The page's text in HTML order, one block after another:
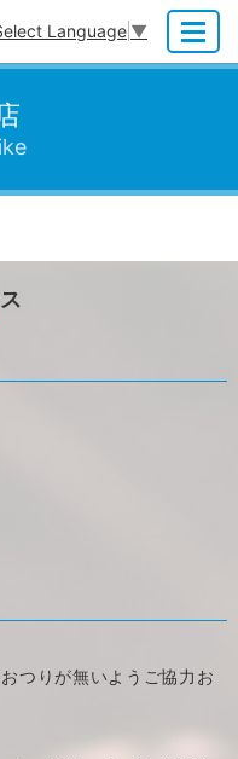
Language ▼
MENU
つりが無いようご協力お